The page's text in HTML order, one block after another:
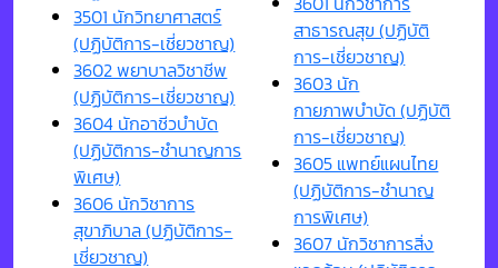
3501 นักวิทยาศาสตร์
(ปฏิบัติการ-เชี่ยวชาญ)
3602 พยาบาลวิชาชีพ
(ปฏิบัติการ-เชี่ยวชาญ)
3604 นักอาชีวบำบัด
(ปฏิบัติการ-ชำนาญการ
พิเศษ)
3606 นักวิชาการ
สุขาภิบาล (ปฏิบัติการ-
เชี่ยวชาญ)
สาธารณสุข (ปฏิบัติ
การ-เชี่ยวชาญ)
3603 นัก
กายภาพบำบัด (ปฏิบัติ
การ-เชี่ยวชาญ)
3605 แพทย์แผนไทย
(ปฏิบัติการ-ชำนาญ
การพิเศษ)
3607 นักวิชาการสิ่ง